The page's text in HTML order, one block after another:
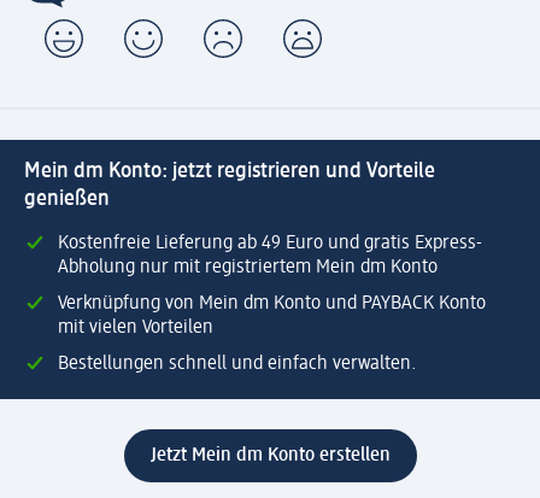
Mein dm Konto: jetzt registrieren und Vorteile
genießen
Kostenfreie Lieferung ab 49 Euro und gratis Express-
Abholung nur mit registriertem Mein dm Konto
Verknüpfung von Mein dm Konto und PAYBACK Konto
mit vielen Vorteilen
Bestellungen schnell und einfach verwalten.
Jetzt Mein dm Konto erstellen